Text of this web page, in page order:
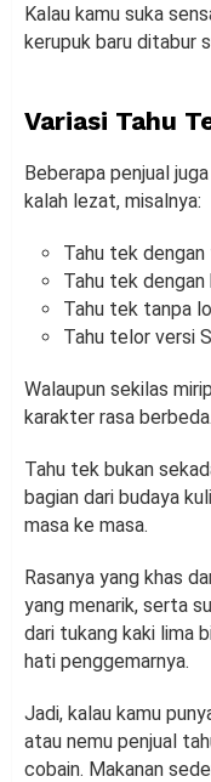
Kalau kamu suka
kerupuk baru ditabur
Variasi Tahu
Beberapa penjual
kalah lezat, misalnya:
Tahu tek
Tahu tek
Tahu tek tanpa
Tahu telor versi
Walaupun sekilas
karakter rasa berbeda.
Tahu tek bukan
bagian dari budaya
masa ke masa.
Rasanya yang khas
yang menarik, serta
dari tukang kaki lima
hati penggemarnya.
Jadi, kalau kamu
atau nemu penjual
cobain. Makanan